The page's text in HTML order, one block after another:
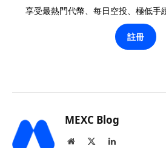
享受最熱門代幣、每日空投、極低手
註冊
MEXC Blog
Website LinkedIn